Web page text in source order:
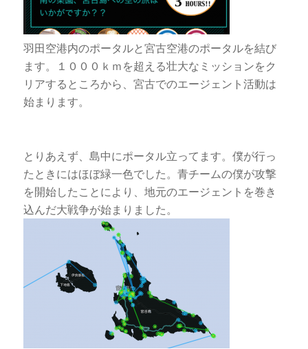
羽田空港内のポータルと宮古空港のポータルを結び
ます。１０００ｋｍを超える壮大なミッションをク
リアするところから、宮古でのエージェント活動は
始まります。
とりあえず、島中にポータル立ってます。僕が行っ
たときにはほぼ緑一色でした。青チームの僕が攻撃
を開始したことにより、地元のエージェントを巻き
込んだ大戦争が始まりました。